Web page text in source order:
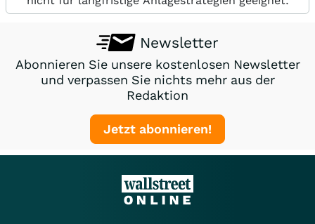
Newsletter
Abonnieren Sie unsere kostenlosen Newsletter
und verpassen Sie nichts mehr aus der
Redaktion
Jetzt abonnieren!